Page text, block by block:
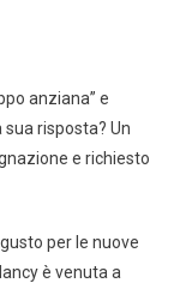
anziana” e
risposta? Un
e richiesto
per le nuove
è venuta a